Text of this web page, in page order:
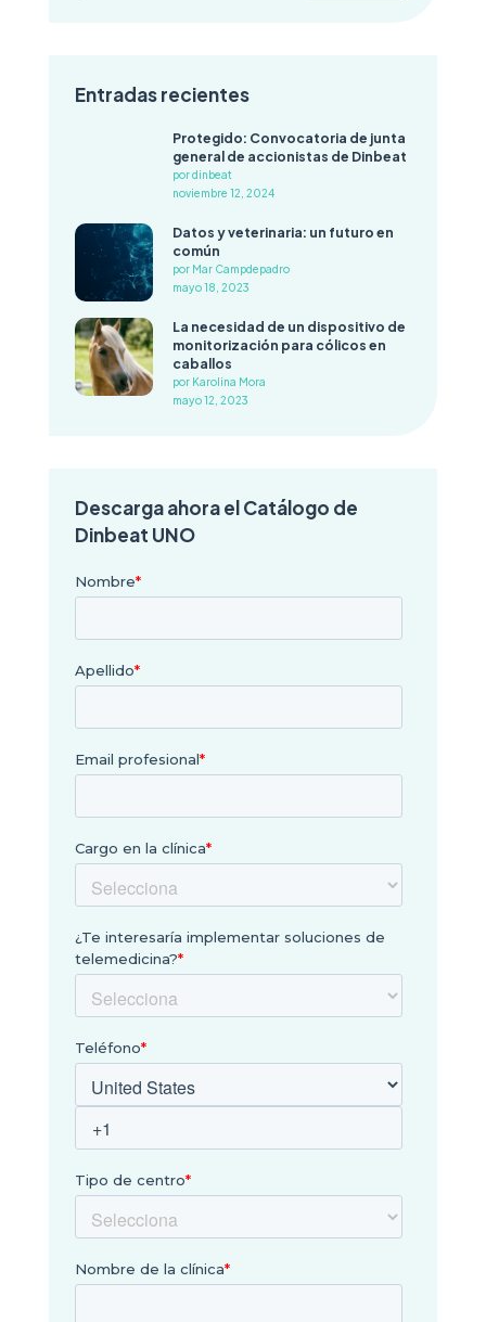
Entradas recientes
Protegido: Convocatoria de junta
general de accionistas de Dinbeat
por dinbeat
noviembre 12, 2024
Datos y veterinaria: un futuro en
común
por Mar Campdepadro
mayo 18, 2023
La necesidad de un dispositivo de
monitorización para cólicos en
caballos
por Karolina Mora
mayo 12, 2023
Descarga ahora el Catálogo de
Dinbeat UNO